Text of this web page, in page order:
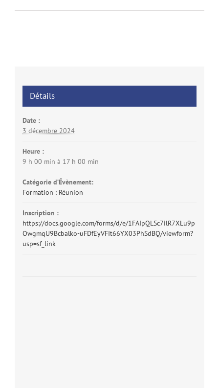
Détails
Date :
3 décembre 2024
Heure :
9 h 00 min à 17 h 00 min
Catégorie d’Évènement:
Formation : Réunion
Inscription :
https://docs.google.com/forms/d/e/1FAIpQLSc7ilR7XLu9p
OwgmqU9Bcbalko-uFDfEyVFIt66YX03PhSdBQ/viewform?
usp=sf_link